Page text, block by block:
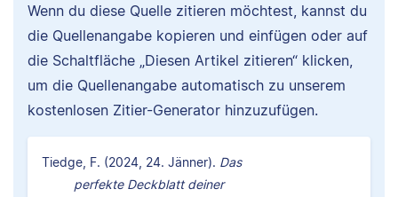
Wenn du diese Quelle zitieren möchtest, kannst du
die Quellenangabe kopieren und einfügen oder auf
die Schaltfläche „Diesen Artikel zitieren“ klicken,
um die Quellenangabe automatisch zu unserem
kostenlosen Zitier-Generator hinzuzufügen.
Tiedge, F. (2024, 24. Jänner). Das
perfekte Deckblatt deiner